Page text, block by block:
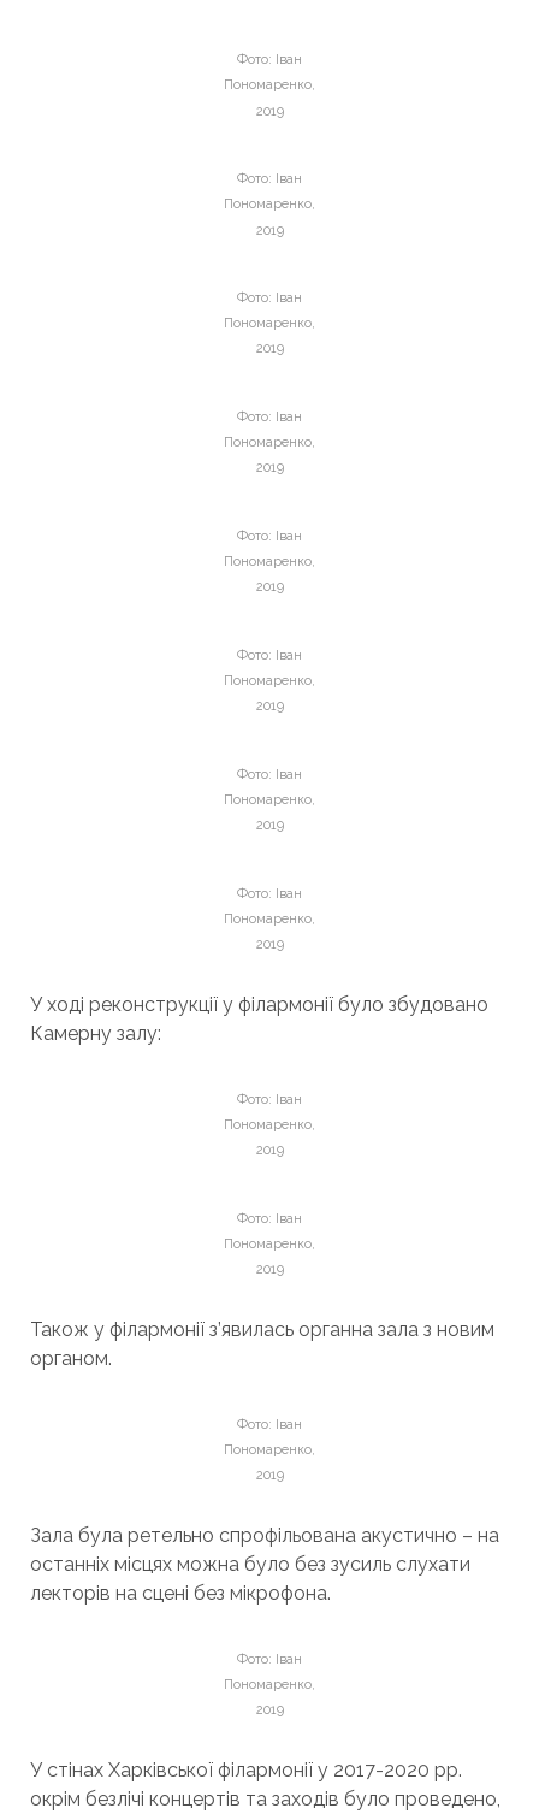
Фото: Іван
Пономаренко,
2019
Фото: Іван
Пономаренко,
2019
Фото: Іван
Пономаренко,
2019
Фото: Іван
Пономаренко,
2019
Фото: Іван
Пономаренко,
2019
Фото: Іван
Пономаренко,
2019
Фото: Іван
Пономаренко,
2019
Фото: Іван
Пономаренко,
2019
У ході реконструкції у філармонії було збудовано
Камерну залу:
Фото: Іван
Пономаренко,
2019
Фото: Іван
Пономаренко,
2019
Також у філармонії з’явилась органна зала з новим
органом.
Фото: Іван
Пономаренко,
2019
Зала була ретельно спрофільована акустично – на
останніх місцях можна було без зусиль слухати
лекторів на сцені без мікрофона.
Фото: Іван
Пономаренко,
2019
У стінах Харківської філармонії у 2017-2020 pp.
окрім безлічі концертів та заходів було проведено,